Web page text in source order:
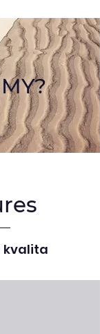
kvalita